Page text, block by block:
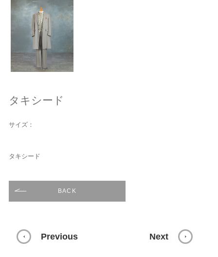
タキシード
サイズ：
タキシード
BACK
Previous Next